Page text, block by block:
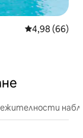
Средна
4,98 (66)